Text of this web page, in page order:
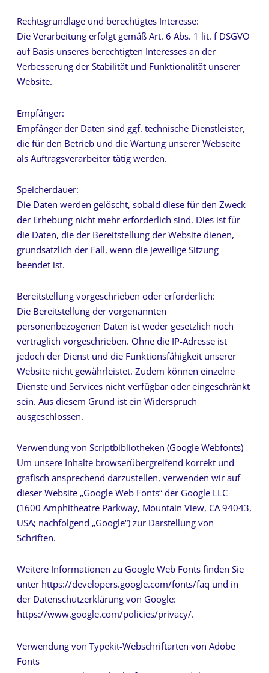
Rechtsgrundlage und berechtigtes Interesse:
Die Verarbeitung erfolgt gemäß Art. 6 Abs. 1 lit. f DSGVO
auf Basis unseres berechtigten Interesses an der
Verbesserung der Stabilität und Funktionalität unserer
Website.
Empfänger:
Empfänger der Daten sind ggf. technische Dienstleister,
die für den Betrieb und die Wartung unserer Webseite
als Auftragsverarbeiter tätig werden.
Speicherdauer:
Die Daten werden gelöscht, sobald diese für den Zweck
der Erhebung nicht mehr erforderlich sind. Dies ist für
die Daten, die der Bereitstellung der Website dienen,
grundsätzlich der Fall, wenn die jeweilige Sitzung
beendet ist.
Bereitstellung vorgeschrieben oder erforderlich:
Die Bereitstellung der vorgenannten
personenbezogenen Daten ist weder gesetzlich noch
vertraglich vorgeschrieben. Ohne die IP-Adresse ist
jedoch der Dienst und die Funktionsfähigkeit unserer
Website nicht gewährleistet. Zudem können einzelne
Dienste und Services nicht verfügbar oder eingeschränkt
sein. Aus diesem Grund ist ein Widerspruch
ausgeschlossen.
Verwendung von Scriptbibliotheken (Google Webfonts)
Um unsere Inhalte browserübergreifend korrekt und
grafisch ansprechend darzustellen, verwenden wir auf
dieser Website „Google Web Fonts“ der Google LLC
(1600 Amphitheatre Parkway, Mountain View, CA 94043,
USA; nachfolgend „Google“) zur Darstellung von
Schriften.
Weitere Informationen zu Google Web Fonts finden Sie
unter https://developers.google.com/fonts/faq und in
der Datenschutzerklärung von Google:
https://www.google.com/policies/privacy/.
Verwendung von Typekit-Webschriftarten von Adobe
Fonts